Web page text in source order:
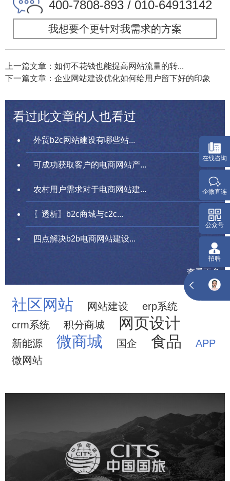
400-7808-893 / 010-64913142
我想要个更针对我需求的方案
上一篇文章：如何不花钱也能提高网站流量的转...
下一篇文章：企业网站建设优化如何给用户留下好的印象
看过此文章的人也看过
外贸b2c网站建设有哪些站...
可成功获取客户的电商网站产...
农村用户需求对于电商网站建...
〖透析〗b2c商城与c2c...
四点解决b2b电商网站建设...
查看更多
社区网站 网站建设
erp系统
crm系统
积分商城 网页设计
新能源 微商城 国企 食品
APP
微网站
中国国旅